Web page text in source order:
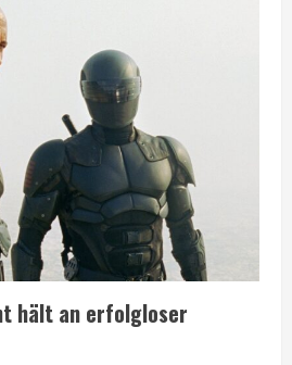
hält an erfolgloser